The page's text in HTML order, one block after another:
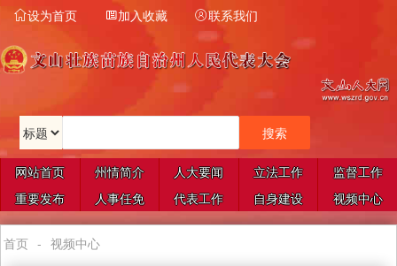
设为首页 加入收藏 联系我们
网站首页 州情简介 人大要闻 立法工作
监督工作
重要发布
人事任免 代表工作 自身建设 视频中心
首页 - 视频中心